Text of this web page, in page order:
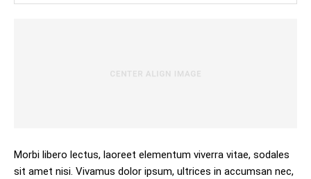
Morbi libero lectus, laoreet elementum viverra vitae, sodales
sit amet nisi. Vivamus dolor ipsum, ultrices in accumsan nec,